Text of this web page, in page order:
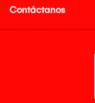
Contáctanos